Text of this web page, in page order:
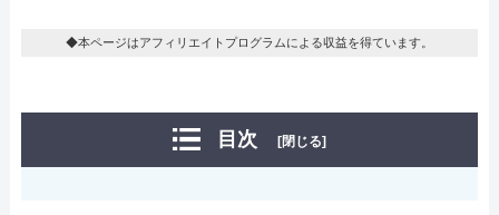
◆本ページはアフィリエイトプログラムによる収益を得ています。
目次 [閉じる]